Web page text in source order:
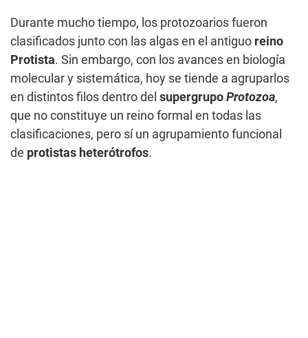
Durante mucho tiempo, los protozoarios fueron
clasificados junto con las algas en el antiguo reino
Protista. Sin embargo, con los avances en biología
molecular y sistemática, hoy se tiende a agruparlos
en distintos filos dentro del supergrupo Protozoa,
que no constituye un reino formal en todas las
clasificaciones, pero sí un agrupamiento funcional
de protistas heterótrofos.